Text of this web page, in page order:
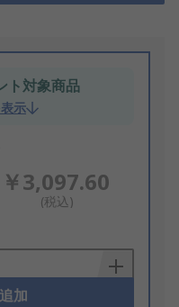
ト対象商品
示
￥3,097.60
(税込)
加